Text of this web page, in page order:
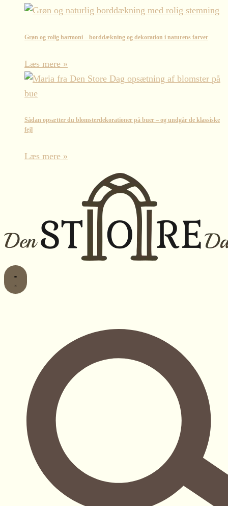
Grøn og rolig harmoni – borddækning og dekoration i naturens farver
Læs mere »
Sådan opsætter du blomsterdekorationer på buer – og undgår de klassiske
fejl
Læs mere »